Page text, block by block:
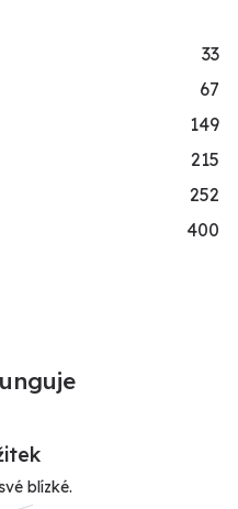
33
67
149
215
252
400
blízké.